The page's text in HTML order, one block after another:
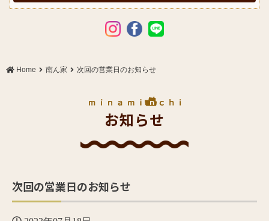
Home 南ん家 次回の営業日のお知らせ
お知らせ
次回の営業日のお知らせ